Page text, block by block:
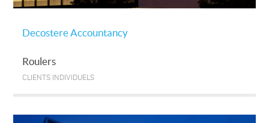
Decostere Accountancy
Roulers
CLIENTS INDIVIDUELS